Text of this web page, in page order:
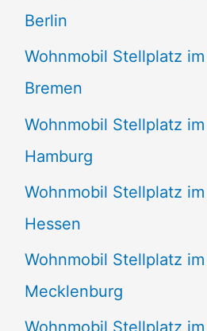
Berlin
Wohnmobil Stellplatz
Bremen
Wohnmobil Stellplatz
Hamburg
Wohnmobil Stellplatz
Hessen
Wohnmobil Stellplatz
Mecklenburg
Wohnmobil Stellplatz